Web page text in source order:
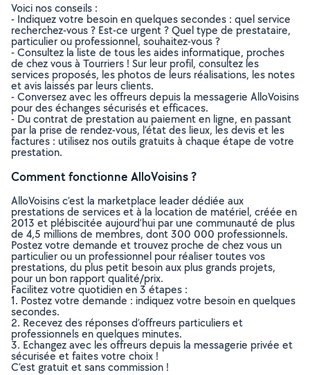
Voici nos conseils :
- Indiquez votre besoin en quelques secondes : quel service
recherchez-vous ? Est-ce urgent ? Quel type de prestataire,
particulier ou professionnel, souhaitez-vous ?
- Consultez la liste de tous les aides informatique, proches
de chez vous à Tourriers ! Sur leur profil, consultez les
services proposés, les photos de leurs réalisations, les notes
et avis laissés par leurs clients.
- Conversez avec les offreurs depuis la messagerie AlloVoisins
pour des échanges sécurisés et efficaces.
- Du contrat de prestation au paiement en ligne, en passant
par la prise de rendez-vous, l’état des lieux, les devis et les
factures : utilisez nos outils gratuits à chaque étape de votre
prestation.
Comment fonctionne AlloVoisins ?
AlloVoisins c’est la marketplace leader dédiée aux
prestations de services et à la location de matériel, créée en
2013 et plébiscitée aujourd’hui par une communauté de plus
de 4,5 millions de membres, dont 300 000 professionnels.
Postez votre demande et trouvez proche de chez vous un
particulier ou un professionnel pour réaliser toutes vos
prestations, du plus petit besoin aux plus grands projets,
pour un bon rapport qualité/prix.
Facilitez votre quotidien en 3 étapes :
1. Postez votre demande : indiquez votre besoin en quelques
secondes.
2. Recevez des réponses d’offreurs particuliers et
professionnels en quelques minutes.
3. Echangez avec les offreurs depuis la messagerie privée et
sécurisée et faites votre choix !
C’est gratuit et sans commission !